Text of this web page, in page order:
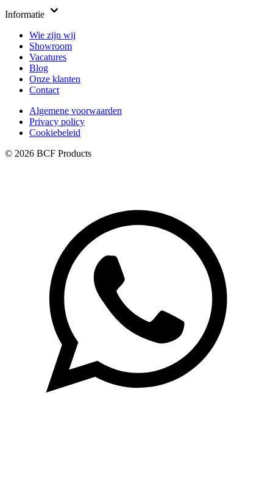
Informatie
Wie zijn wij
Showroom
Vacatures
Blog
Onze klanten
Contact
Algemene voorwaarden
Privacy policy
Cookiebeleid
© 2026 BCF Products